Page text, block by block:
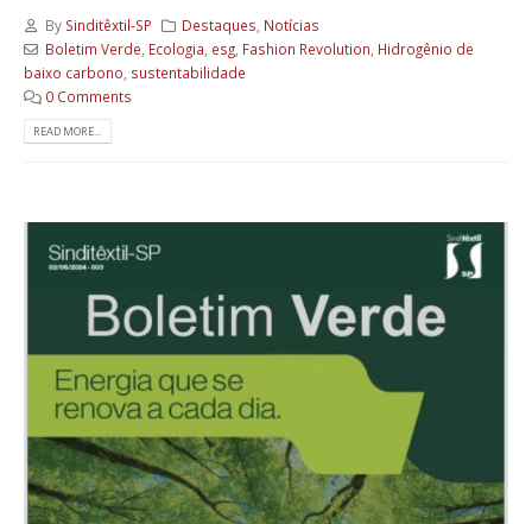
By Sinditêxtil-SP Destaques Notícias
Boletim Verde Ecologia esg, Fashion Revolution Hidrogênio de
baixo carbono sustentabilidade
0 Comments
READ MORE...